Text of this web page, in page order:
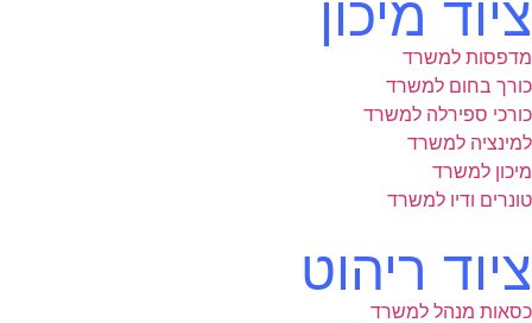
ציוד מיכון
מדפסות למשרד
כורך בחום למשרד
כורכי ספירלה למשרד
למינציה למשרד
מיכון למשרד
טונרים ודיו למשרד
ציוד ריהוט
כסאות מנהל למשרד